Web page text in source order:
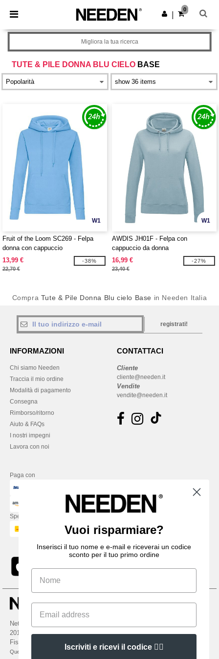
× App Needen
Prezzi migliori sull'app!
Scarica app
0
TUTE & PILE DONNA BLU CIELO BASE
Migliora la tua ricerca
W1
Fruit of the Loom SC269 - Felpa
donna con cappuccio
13,99 €
22,70 €
-38%
W1
AWDIS JH01F - Felpa con
cappuccio da donna
16,99 €
23,40 €
-27%
Compra Tute & Pile Donna Blu cielo Base in Needen Italia
registrati!
INFORMAZIONI
Chi siamo Needen
Traccia il mio ordine
Modalità di pagamento
Consegna
Rimborso/ritorno
Aiuto & FAQs
I nostri impegni
Lavora con noi
CONTATTACI
Cliente
cliente@needen.it
Vendite
vendite@needen.it
Paga con
Spediamo con
Netenders Italy SRL — Registered office GALLERIA DEL CORSO 1 -
20122 MILANO (MI) -Italy
Fiscal code/VAT number IT11510210963 — REA number MI-2608168.
Questo NON è l'indirizzo di ritorno. Per i resi, vedere qui
Vuoi risparmiare?
Inserisci il tuo nome e e-mail e riceverai un codice
sconto per il tuo primo ordine
Iscriviti e ricevi il codice 👍🏼